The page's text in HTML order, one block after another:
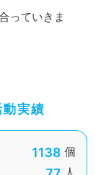
っていきま
実績
1138 個